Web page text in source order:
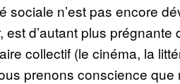
sociale n’est pas encore
d’autant plus prégnante
collectif (le cinéma, la
prenons conscience que